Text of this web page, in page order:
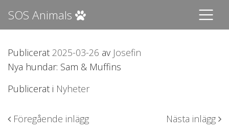
SOS Animals
Publicerat 2025-03-26 av Josefin
Nya hundar: Sam & Muffins
Publicerat i Nyheter
Inläggsnavigering
Föregående inlägg Nästa inlägg